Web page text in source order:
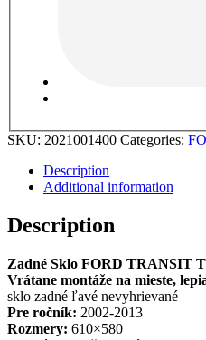
SKU: 2021001400 Categories:
Description
Additional information
Description
Zadné Sklo FORD TRANSIT
Vrátane montáže na mieste,
sklo zadné ľavé nevyhrievané
Pre ročník: 2002-2013
Rozmery: 610×580